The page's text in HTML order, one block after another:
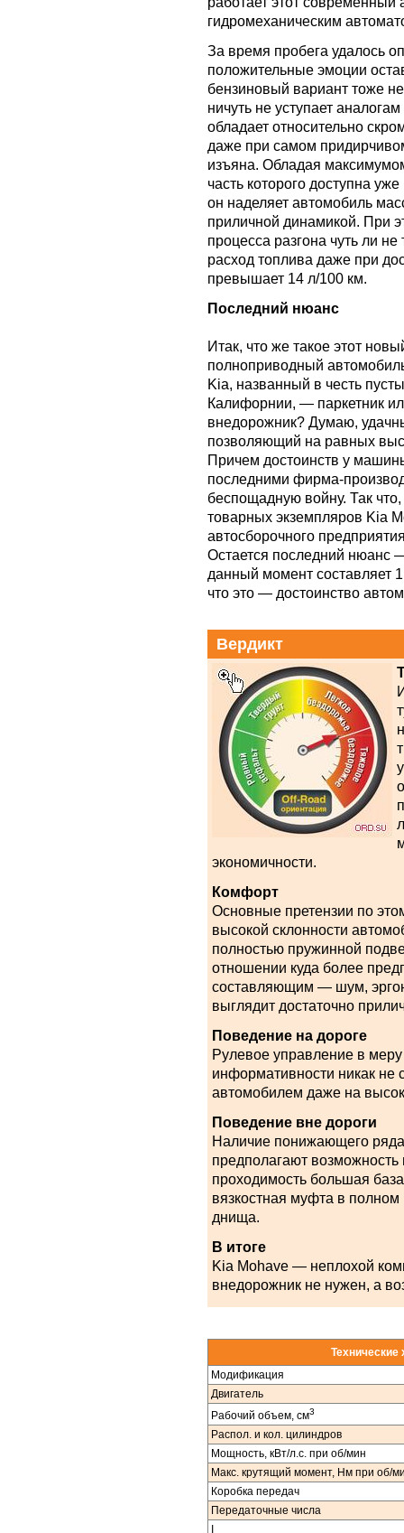
гидромеханическим
За время пробега удалось
положительные эмоции
бензиновый вариант тоже
ничуть не уступает
обладает относительно
даже при самом
изъяна. Обладая
часть которого доступна
он наделяет автомобиль
приличной динамикой. При
процесса разгона чуть ли
расход топлива даже при
превышает 14 л/100 км.
Последний нюанс
Итак, что же такое этот
полноприводный
Kia, названный в честь
Калифорнии, — паркетник
внедорожник? Думаю,
позволяющий на равных
Причем достоинств у
последними фирма-
беспощадную войну. Так
товарных экземпляров Kia
автосборочного
Остается последний нюанс
данный момент составляет
что это — достоинство
Вердикт
экономичности.
Комфорт
Основные претензии по
высокой склонности
полностью пружинной
отношении куда более
составляющим — шум,
выглядит достаточно
Поведение на дороге
Рулевое управление в
информативности никак не
автомобилем даже на
Поведение вне дороги
Наличие понижающего
предполагают
проходимость большая
вязкостная муфта в
днища.
В итоге
Kia Mohave — неплохой
внедорожник не нужен, а
Технические
Модификация
Двигатель
Рабочий объем, см3
Распол. и кол. цилиндров
Мощность, кВт/л.с. при об/мин
Макс. крутящий момент, Нм при об/
Коробка передач
Передаточные числа
I